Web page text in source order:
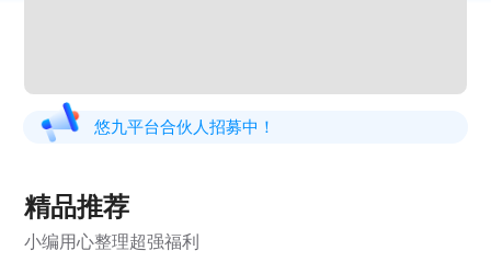
悠九平台合伙人招募中！
精品推荐
小编用心整理超强福利